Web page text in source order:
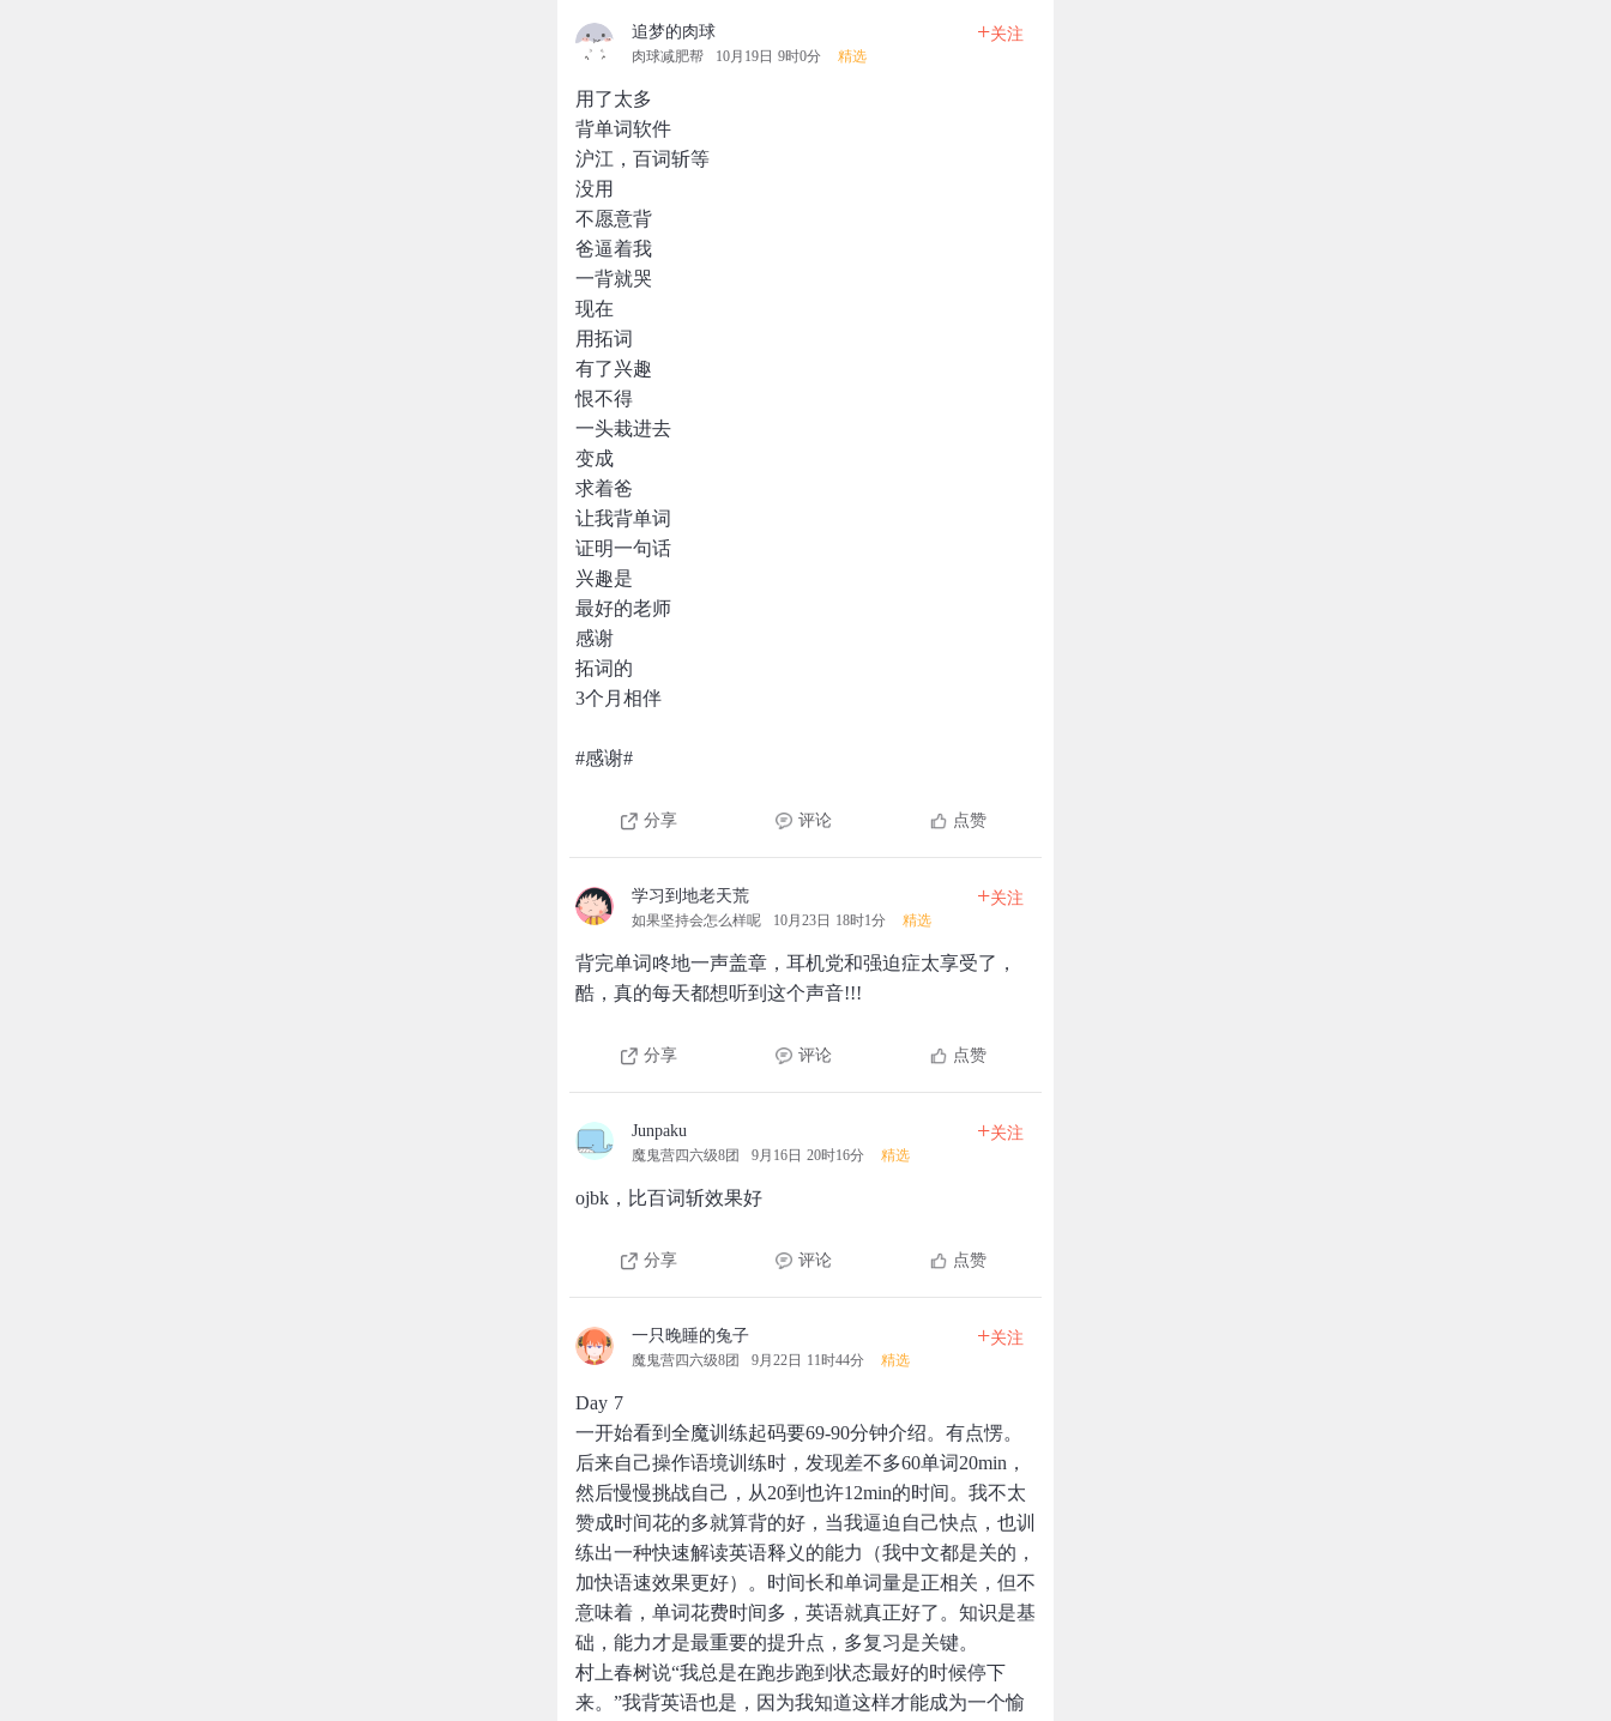
追梦的肉球
肉球减肥帮 10月19日 9时0分 精选
+关注
用了太多
背单词软件
沪江，百词斩等
没用
不愿意背
爸逼着我
一背就哭
现在
用拓词
有了兴趣
恨不得
一头栽进去
变成
求着爸
让我背单词
证明一句话
兴趣是
最好的老师
感谢
拓词的
3个月相伴
#感谢#
分享 评论 点赞
学习到地老天荒
如果坚持会怎么样呢 10月23日 18时1分 精选
+关注
背完单词咚地一声盖章，耳机党和强迫症太享受了，
酷，真的每天都想听到这个声音!!!
分享 评论 点赞
Junpaku
魔鬼营四六级8团 9月16日 20时16分 精选
+关注
ojbk，比百词斩效果好
分享 评论 点赞
一只晚睡的兔子
魔鬼营四六级8团 9月22日 11时44分 精选
+关注
Day 7
一开始看到全魔训练起码要69-90分钟介绍。有点愣。
后来自己操作语境训练时，发现差不多60单词20min，
然后慢慢挑战自己，从20到也许12min的时间。我不太
赞成时间花的多就算背的好，当我逼迫自己快点，也训
练出一种快速解读英语释义的能力（我中文都是关的，
加快语速效果更好）。时间长和单词量是正相关，但不
意味着，单词花费时间多，英语就真正好了。知识是基
础，能力才是最重要的提升点，多复习是关键。
村上春树说“我总是在跑步跑到状态最好的时候停下
来。”我背英语也是，因为我知道这样才能成为一个愉